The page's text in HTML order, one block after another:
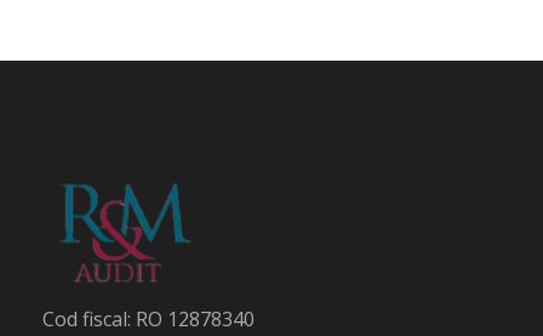
Cod fiscal: RO 12878340